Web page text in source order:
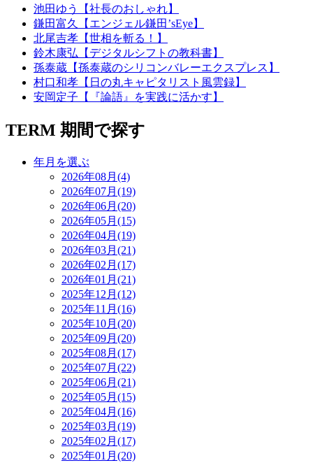
池田ゆう【社長のおしゃれ】
鎌田富久【エンジェル鎌田’sEye】
北尾吉孝【世相を斬る！】
鈴木康弘【デジタルシフトの教科書】
孫泰蔵【孫泰蔵のシリコンバレーエクスプレス】
村口和孝【日の丸キャピタリスト風雲録】
安岡定子【『論語』を実践に活かす】
TERM 期間で探す
年月を選ぶ
2026年08月(4)
2026年07月(19)
2026年06月(20)
2026年05月(15)
2026年04月(19)
2026年03月(21)
2026年02月(17)
2026年01月(21)
2025年12月(12)
2025年11月(16)
2025年10月(20)
2025年09月(20)
2025年08月(17)
2025年07月(22)
2025年06月(21)
2025年05月(15)
2025年04月(16)
2025年03月(19)
2025年02月(17)
2025年01月(20)